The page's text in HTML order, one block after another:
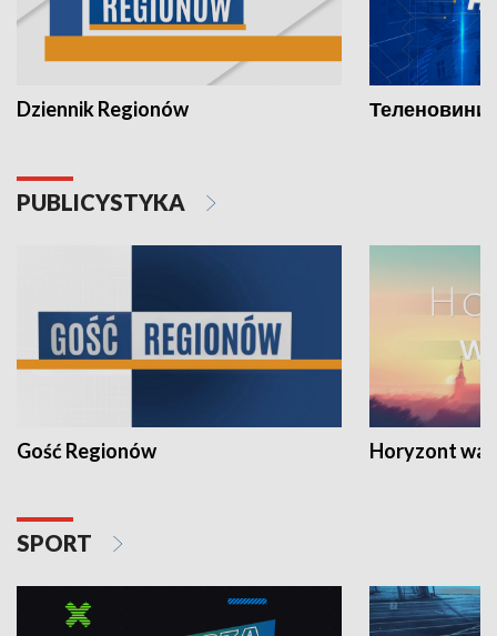
Dziennik Regionów Теленовини
PUBLICYSTYKA
Gość Regionów Horyzont
SPORT